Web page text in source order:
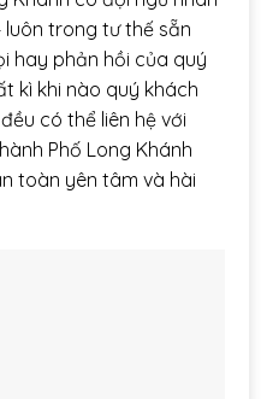
trong tư thế sẵn
hay phản hồi của quý
kì khi nào quý khách
có thể liên hệ với
Phố Long Khánh
toàn yên tâm và hài